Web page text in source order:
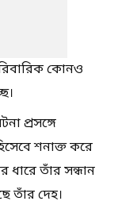
কোনও
প্রসঙ্গে
শনাক্ত করে
ধারে তাঁর সন্ধান
তাঁর দেহ।